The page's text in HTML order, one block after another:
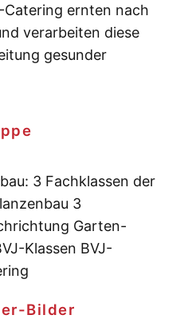
Catering ernten nach
verarbeiten diese
gesunder
3 Fachklassen der
3
Garten-
Klassen BVJ-
Bilder